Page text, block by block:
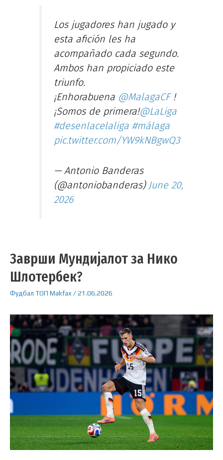
Los jugadores han jugado y
esta afición les ha
acompañado cada segundo.
Ambos han propiciado este
triunfo.
¡Enhorabuena @MalagaCF!
¡Somos de primera!@LaLiga
#desenlacelaliga #málaga
pic.twitter.com/YW9kNBgwQ3
— Antonio Banderas
(@antoniobanderas) June 20,
2026
Заврши Мундијалот за Нико
Шлотербек?
Фудбал ТОП Makfax /21.06.2026